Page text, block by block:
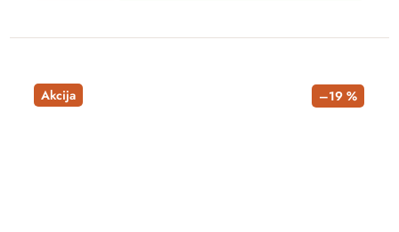
Akcija –19 %